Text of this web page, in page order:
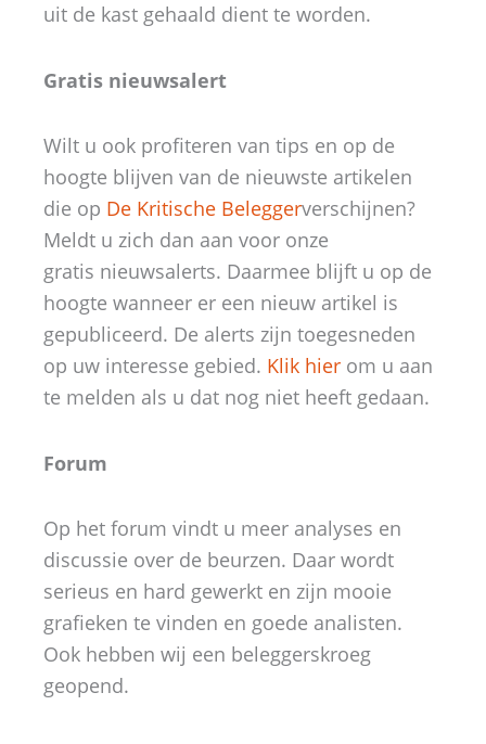
uit de kast gehaald dient te worden.
Gratis nieuwsalert
Wilt u ook profiteren van tips en op de
hoogte blijven van de nieuwste artikelen
die op De Kritische Beleggerverschijnen?
Meldt u zich dan aan voor onze
gratis nieuwsalerts. Daarmee blijft u op de
hoogte wanneer er een nieuw artikel is
gepubliceerd. De alerts zijn toegesneden
op uw interesse gebied. Klik hier om u aan
te melden als u dat nog niet heeft gedaan.
Forum
Op het forum vindt u meer analyses en
discussie over de beurzen. Daar wordt
serieus en hard gewerkt en zijn mooie
grafieken te vinden en goede analisten.
Ook hebben wij een beleggerskroeg
geopend.